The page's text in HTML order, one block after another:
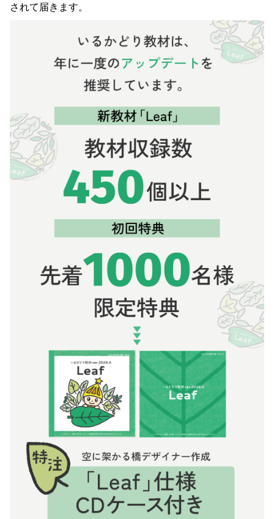
されて届きます。